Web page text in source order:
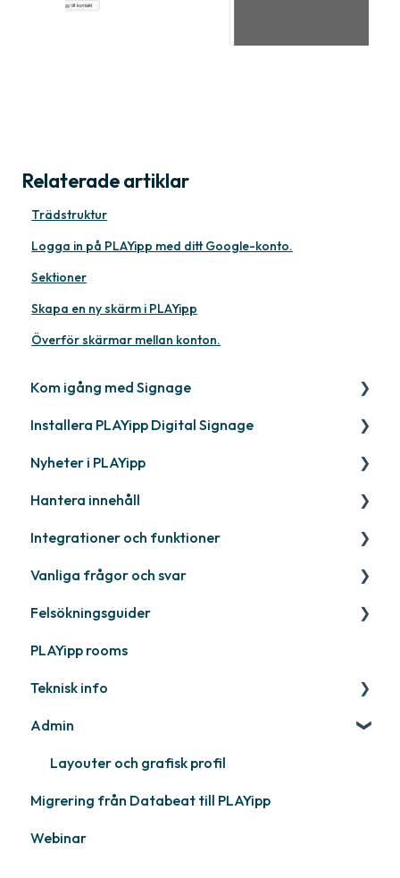
Relaterade artiklar
Trädstruktur
Logga in på PLAYipp med ditt Google-konto.
Sektioner
Skapa en ny skärm i PLAYipp
Överför skärmar mellan konton.
Kom igång med Signage
Kom igång med PLAYipp
Installera och aktivera skärmar
Webinar
Installera PLAYipp Digital Signage
PLAYport
LG
Samsung
Philips
Övriga
Nyheter i PLAYipp
Kommer snart
Nyligen släppt
Hantera innehåll
Publicera filer
Quicknote
Widgets
Övrigt
Integrationer och funktioner
Third party widgets
Feeds
Business intelligence
Kalendrar
Övrigt
Vanliga frågor och svar
Kontakta support
Felsökningsguider
PLAYport
Övrigt
PLAYipp rooms
Teknisk info
PLAYport
Samsung
Philips
LG
Admin
Layouter och grafisk profil
Migrering från Databeat till PLAYipp
Webinar